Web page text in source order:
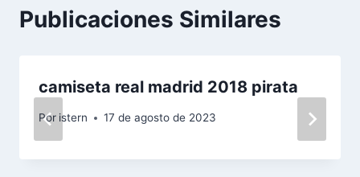
Publicaciones Similares
camiseta real madrid 2018 pirata
Por istern 17 de agosto de 2023